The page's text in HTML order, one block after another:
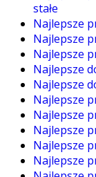
stałe
Najlepsze
Najlepsze
Najlepsze
Najlepsze
Najlepsze
Najlepsze
Najlepsze
Najlepsze
Najlepsze
Najlepsze